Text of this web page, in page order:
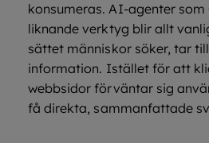
konsumeras. AI-agenter som
liknande verktyg blir allt
sättet människor söker, tar
information. Istället för att
webbsidor förväntar sig
få direkta, sammanfattade